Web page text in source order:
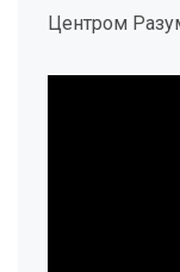
Центром